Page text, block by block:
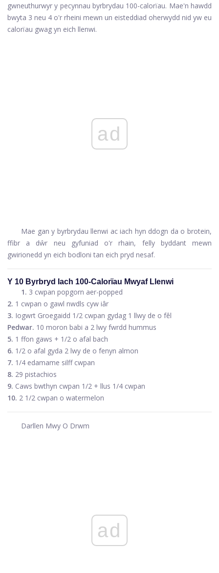
gwneuthurwyr y pecynnau byrbrydau 100-calorïau. Mae'n hawdd
bwyta 3 neu 4 o'r rheini mewn un eisteddiad oherwydd nid yw eu
calorïau gwag yn eich llenwi.
ad
Mae gan y byrbrydau llenwi ac iach hyn ddogn da o brotein,
ffibr a dŵr neu gyfuniad o'r rhain, felly byddant mewn
gwirionedd yn eich bodloni tan eich pryd nesaf.
Y 10 Byrbryd Iach 100-Calorïau Mwyaf Llenwi
1. 3 cwpan popgorn aer-popped
2. 1 cwpan o gawl nwdls cyw iâr
3. Iogwrt Groegaidd 1/2 cwpan gydag 1 llwy de o fêl
Pedwar. 10 moron babi a 2 lwy fwrdd hummus
5. 1 ffon gaws + 1/2 o afal bach
6. 1/2 o afal gyda 2 lwy de o fenyn almon
7. 1/4 edamame silff cwpan
8. 29 pistachios
9. Caws bwthyn cwpan 1/2 + llus 1/4 cwpan
10. 2 1/2 cwpan o watermelon
Darllen Mwy O Drwm
ad